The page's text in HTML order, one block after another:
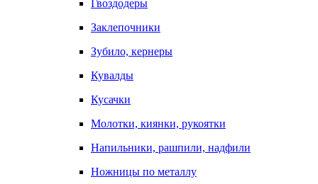
Гвоздодеры
Заклепочники
Зубило, кернеры
Кувалды
Кусачки
Молотки, киянки, рукоятки
Напильники, рашпили, надфили
Ножницы по металлу